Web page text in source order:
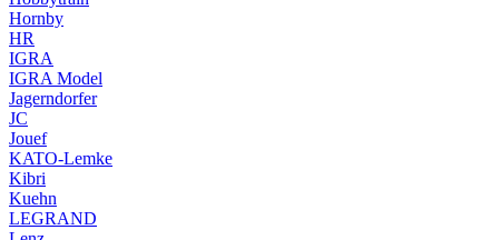
Hornby
HR
IGRA
IGRA Model
Jagerndorfer
JC
Jouef
KATO-Lemke
Kibri
Kuehn
LEGRAND